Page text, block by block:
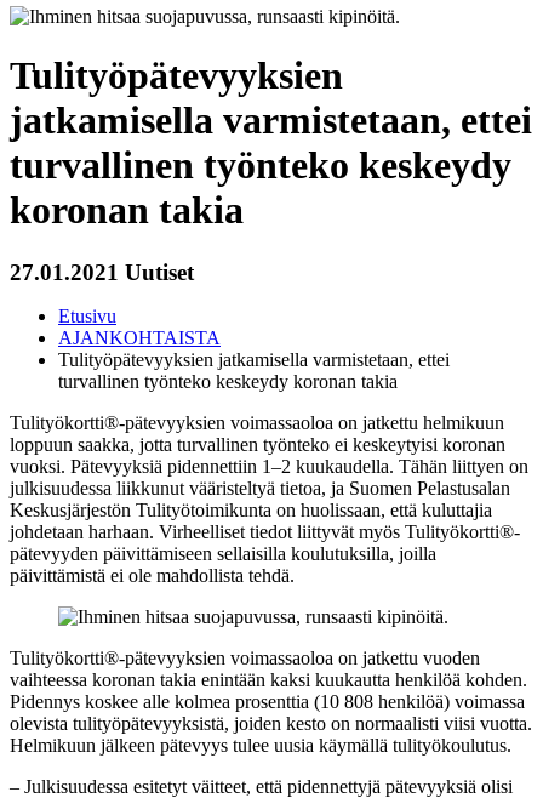
Tulityöpätevyyksien
jatkamisella varmistetaan, ettei
turvallinen työnteko keskeydy
koronan takia
27.01.2021 Uutiset
Etusivu
AJANKOHTAISTA
Tulityöpätevyyksien jatkamisella varmistetaan, ettei
turvallinen työnteko keskeydy koronan takia
Tulityökortti®-pätevyyksien voimassaoloa on jatkettu helmikuun
loppuun saakka, jotta turvallinen työnteko ei keskeytyisi koronan
vuoksi. Pätevyyksiä pidennettiin 1–2 kuukaudella. Tähän liittyen on
julkisuudessa liikkunut vääristeltyä tietoa, ja Suomen Pelastusalan
Keskusjärjestön Tulityötoimikunta on huolissaan, että kuluttajia
johdetaan harhaan. Virheelliset tiedot liittyvät myös Tulityökortti®-
pätevyyden päivittämiseen sellaisilla koulutuksilla, joilla
päivittämistä ei ole mahdollista tehdä.
Tulityökortti®-pätevyyksien voimassaoloa on jatkettu vuoden
vaihteessa koronan takia enintään kaksi kuukautta henkilöä kohden.
Pidennys koskee alle kolmea prosenttia (10 808 henkilöä) voimassa
olevista tulityöpätevyyksistä, joiden kesto on normaalisti viisi vuotta.
Helmikuun jälkeen pätevyys tulee uusia käymällä tulityökoulutus.
– Julkisuudessa esitetyt väitteet, että pidennettyjä pätevyyksiä olisi